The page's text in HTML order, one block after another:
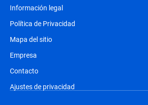
Información legal
Política de Privacidad
Mapa del sitio
Empresa
Contacto
Ajustes de privacidad